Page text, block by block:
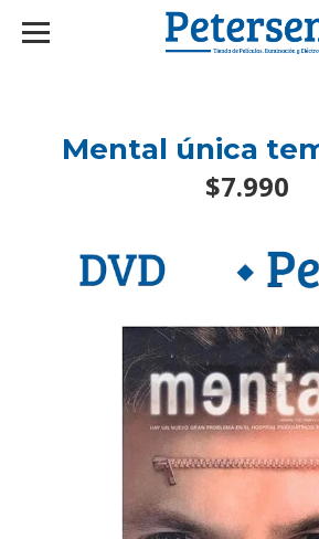
googlef2d1455d5020445a.html
Mental única
$7.990